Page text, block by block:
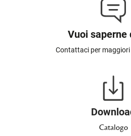
Vuoi saperne
Contattaci per
Catalogo